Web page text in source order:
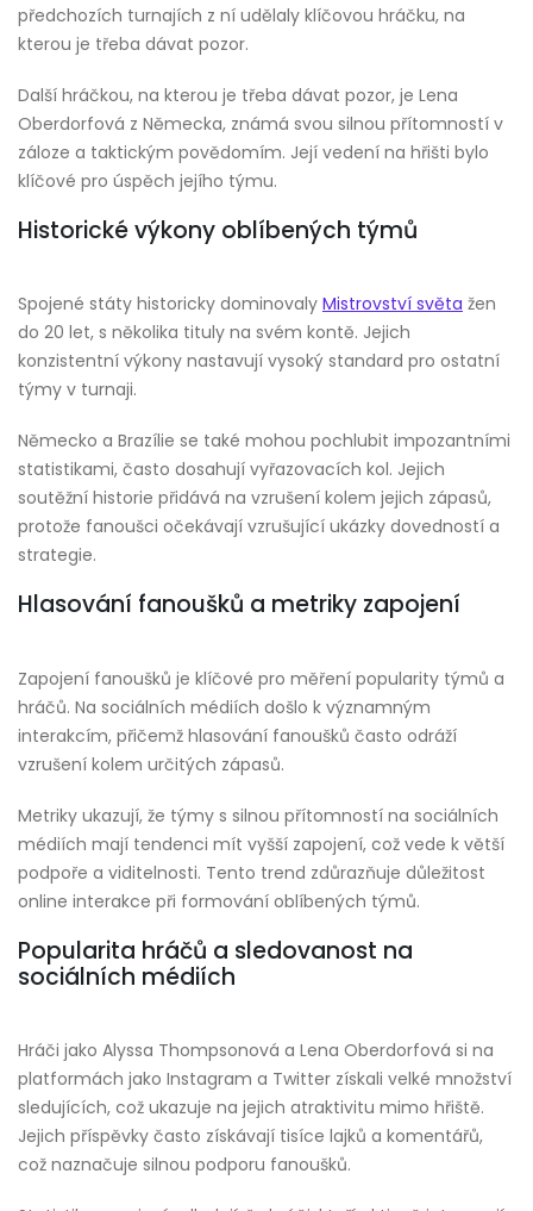
předchozích turnajích z ní udělaly klíčovou hráčku, na
kterou je třeba dávat pozor.
Další hráčkou, na kterou je třeba dávat pozor, je Lena
Oberdorfová z Německa, známá svou silnou přítomností v
záloze a taktickým povědomím. Její vedení na hřišti bylo
klíčové pro úspěch jejího týmu.
Historické výkony oblíbených týmů
Spojené státy historicky dominovaly Mistrovství světa žen
do 20 let, s několika tituly na svém kontě. Jejich
konzistentní výkony nastavují vysoký standard pro ostatní
týmy v turnaji.
Německo a Brazílie se také mohou pochlubit impozantními
statistikami, často dosahují vyřazovacích kol. Jejich
soutěžní historie přidává na vzrušení kolem jejich zápasů,
protože fanoušci očekávají vzrušující ukázky dovedností a
strategie.
Hlasování fanoušků a metriky zapojení
Zapojení fanoušků je klíčové pro měření popularity týmů a
hráčů. Na sociálních médiích došlo k významným
interakcím, přičemž hlasování fanoušků často odráží
vzrušení kolem určitých zápasů.
Metriky ukazují, že týmy s silnou přítomností na sociálních
médiích mají tendenci mít vyšší zapojení, což vede k větší
podpoře a viditelnosti. Tento trend zdůrazňuje důležitost
online interakce při formování oblíbených týmů.
Popularita hráčů a sledovanost na
sociálních médiích
Hráči jako Alyssa Thompsonová a Lena Oberdorfová si na
platformách jako Instagram a Twitter získali velké množství
sledujících, což ukazuje na jejich atraktivitu mimo hřiště.
Jejich příspěvky často získávají tisíce lajků a komentářů,
což naznačuje silnou podporu fanoušků.